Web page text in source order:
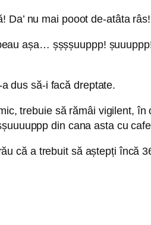
nu mai pooot de-atâta
așa… șșșșuuppp!
dus să-i facă dreptate.
trebuie să rămâi vigilent, în
din cana asta cu
că a trebuit să aștepți încă